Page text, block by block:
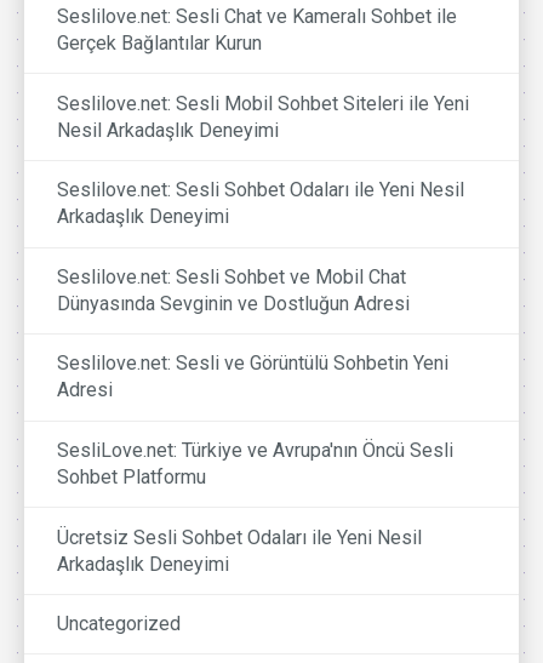
Seslilove.net: Sesli Chat ve Kameralı Sohbet ile
Gerçek Bağlantılar Kurun
Seslilove.net: Sesli Mobil Sohbet Siteleri ile Yeni
Nesil Arkadaşlık Deneyimi
Seslilove.net: Sesli Sohbet Odaları ile Yeni Nesil
Arkadaşlık Deneyimi
Seslilove.net: Sesli Sohbet ve Mobil Chat
Dünyasında Sevginin ve Dostluğun Adresi
Seslilove.net: Sesli ve Görüntülü Sohbetin Yeni
Adresi
SesliLove.net: Türkiye ve Avrupa'nın Öncü Sesli
Sohbet Platformu
Ücretsiz Sesli Sohbet Odaları ile Yeni Nesil
Arkadaşlık Deneyimi
Uncategorized